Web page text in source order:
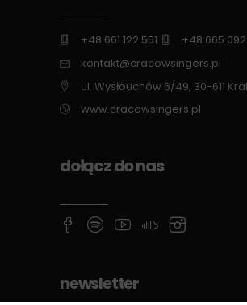
+48 661 122 551
+48 665
kontakt@cracowsingers.pl
ul. Wysłouchów 6/49, 30-611
www.cracowsingers.pl
dołącz do nas
newsletter